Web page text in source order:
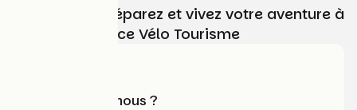
Choisissez, préparez et vivez votre aventure à
vélo avec France Vélo Tourisme
Qui sommes-nous ?